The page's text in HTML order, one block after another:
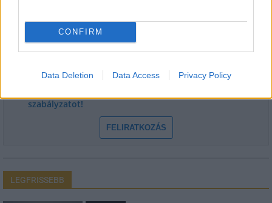
CONFIRM
Data Deletion Data Access Privacy Policy
E-mail cím
szabályzatot!
FELIRATKOZÁS
LEGFRISSEBB